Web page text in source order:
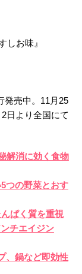
しお味』
発売中。11月25
日より全国にて
解消に効く食物
つの野菜とおす
ぱく質を重視
チエイジン
、鍋など即効性